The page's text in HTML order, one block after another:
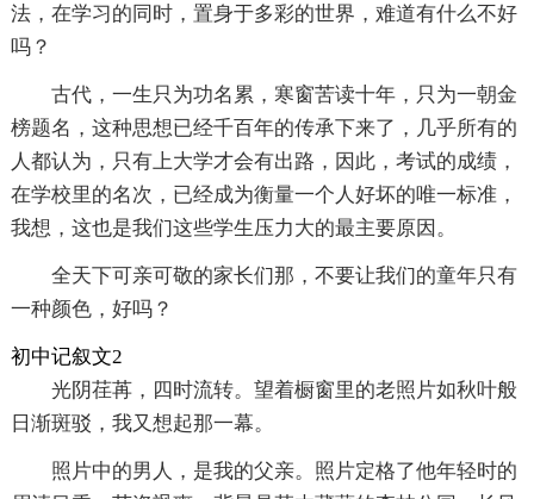
法，在学习的同时，置身于多彩的世界，难道有什么不好
吗？
古代，一生只为功名累，寒窗苦读十年，只为一朝金
榜题名，这种思想已经千百年的传承下来了，几乎所有的
人都认为，只有上大学才会有出路，因此，考试的成绩，
在学校里的名次，已经成为衡量一个人好坏的唯一标准，
我想，这也是我们这些学生压力大的最主要原因。
全天下可亲可敬的家长们那，不要让我们的童年只有
一种颜色，好吗？
初中记叙文2
光阴荏苒，四时流转。望着橱窗里的老照片如秋叶般
日渐斑驳，我又想起那一幕。
照片中的男人，是我的父亲。照片定格了他年轻时的